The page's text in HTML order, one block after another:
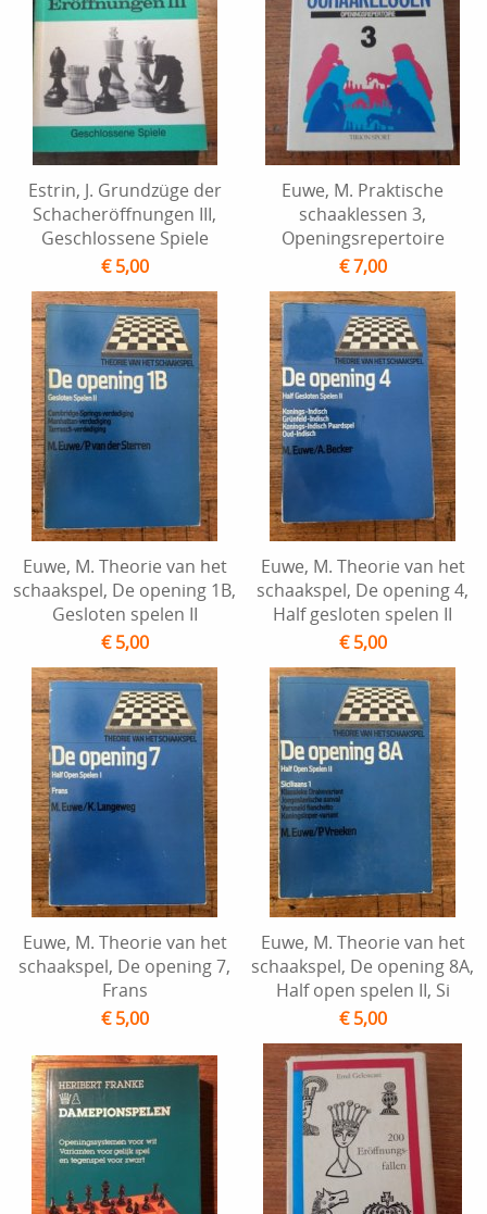
Estrin, J. Grundzüge der
Schacheröffnungen III,
Geschlossene Spiele
€ 5,00
Euwe, M. Praktische
schaaklessen 3,
Openingsrepertoire
€ 7,00
Euwe, M. Theorie van het
schaakspel, De opening 1B,
Gesloten spelen II
€ 5,00
Euwe, M. Theorie van het
schaakspel, De opening 4,
Half gesloten spelen II
€ 5,00
Euwe, M. Theorie van het
schaakspel, De opening 7,
Frans
€ 5,00
Euwe, M. Theorie van het
schaakspel, De opening 8A,
Half open spelen II, Si
€ 5,00